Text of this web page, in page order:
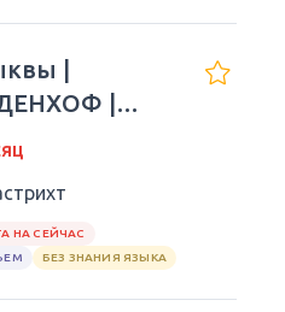
|
|
НА СЕЙЧАС
БЕЗ ЗНАНИЯ ЯЗЫКА